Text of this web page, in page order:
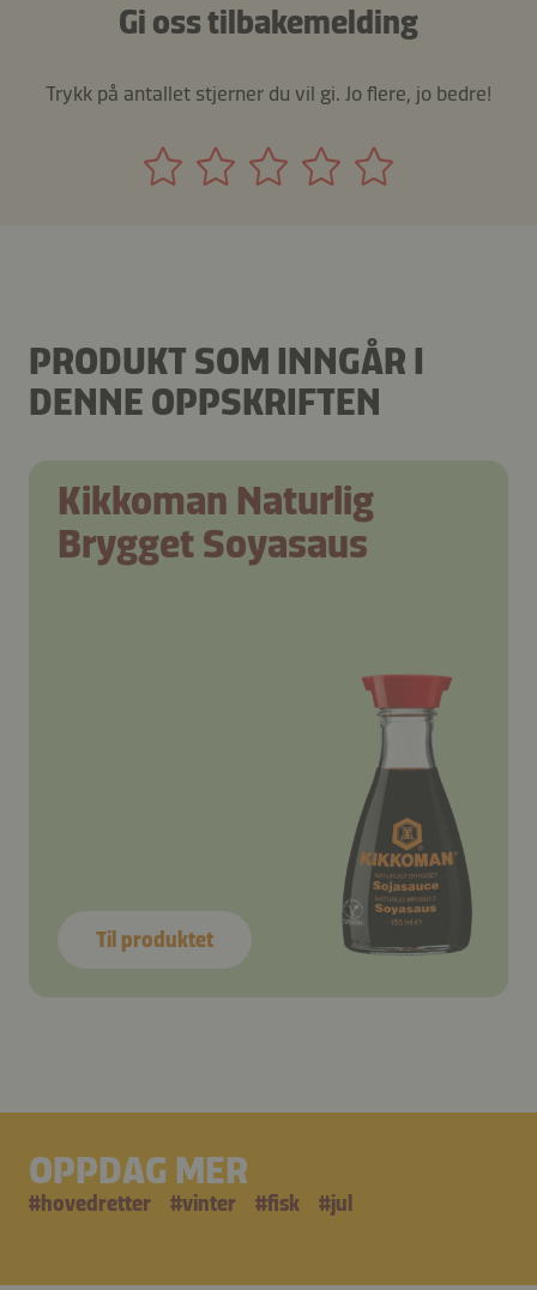
Gi oss tilbakemelding
Trykk på antallet stjerner du vil gi. Jo flere, jo bedre!
PRODUKT SOM INNGÅR I
DENNE OPPSKRIFTEN
Kikkoman Naturlig
Brygget Soyasaus
Til produktet
OPPDAG MER
#hovedretter #vinter #fisk #jul